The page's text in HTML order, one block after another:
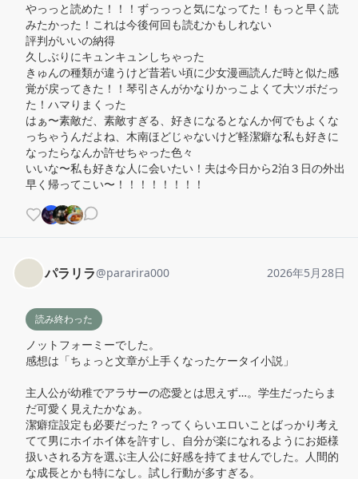
やっっと読めた！！！ずっっっと気になってた！もっと早く読
みたかった！これは今後何回も読むかもしれない
評判がいいの納得
久しぶりにキュンキュンしちゃった
きゅんの種類が違うけど昔若い頃に少女漫画読んだ時と似た感
覚が戻ってきた！！琴引さんがかなりかっこよくて大ツボだっ
た！ハマりまくった
はぁ〜素敵だ、素敵すぎる、好きになるとなんか何でもよくな
っちゃうんだよね、木南ほどじゃないけど軽潔癖な私も好きに
なったらなんか許せちゃった色々
いいな〜私も好きな人に会いたい！夫は今日から2泊３日の外出
早く帰ってこい〜！！！！！！！！
パラリラ@pararira000 2026年5月28日
読み終わった
ノットフォーミーでした。
感想は「ちょっと文章が上手くなったケータイ小説」
主人公が幼稚でアラサーの恋愛とは思えず…。学生だったらま
だ可愛く見えたかなぁ。
潔癖症設定も必要だった？ってくらいエロいことばっかり考え
てて男にホイホイ体を許すし、自分が楽になれるようにお姫様
扱いされる方を選ぶ主人公に好感を持てませんでした。人間的
な成長とかも特になし。試し行動が多すぎる。